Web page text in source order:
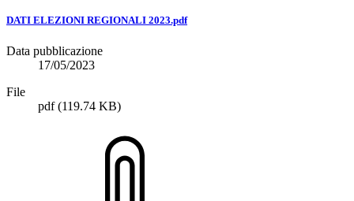
DATI ELEZIONI REGIONALI 2023.pdf
Data pubblicazione
17/05/2023
File
pdf(119.74 KB)